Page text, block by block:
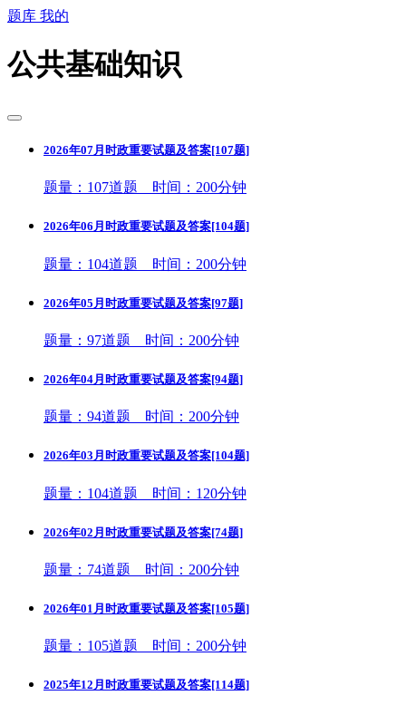
题库 我的
公共基础知识
2026年07月时政重要试题及答案[107题]
题量：107道题 时间：200分钟
2026年06月时政重要试题及答案[104题]
题量：104道题 时间：200分钟
2026年05月时政重要试题及答案[97题]
题量：97道题 时间：200分钟
2026年04月时政重要试题及答案[94题]
题量：94道题 时间：200分钟
2026年03月时政重要试题及答案[104题]
题量：104道题 时间：120分钟
2026年02月时政重要试题及答案[74题]
题量：74道题 时间：200分钟
2026年01月时政重要试题及答案[105题]
题量：105道题 时间：200分钟
2025年12月时政重要试题及答案[114题]